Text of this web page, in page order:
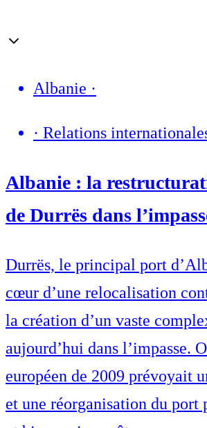
Albanie ·
· Relations
Albanie : la
de Durrës dans
Durrës, le principal port
cœur d’une relocalisation
la création d’un vaste
aujourd’hui dans l’impasse.
européen de 2009 prévoyait
et une réorganisation du port